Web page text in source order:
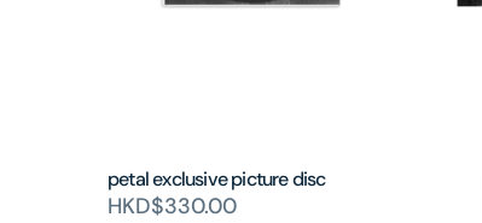
petal exclusive picture disc
HKD$330.00